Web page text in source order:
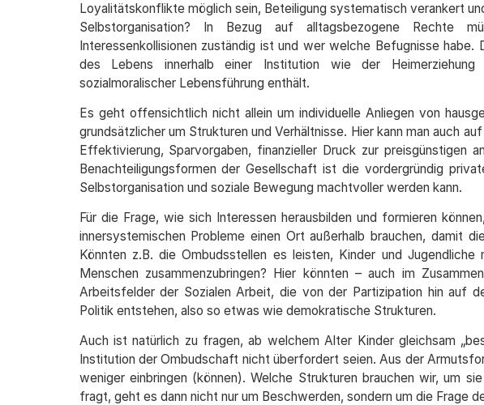
Loyalitätskonflikte möglich sein, Beteiligung systematisch verankert
Selbstorganisation? In Bezug auf alltagsbezogene Rechte
Interessenkollisionen zuständig ist und wer welche Befugnisse
des Lebens innerhalb einer Institution wie der
sozialmoralischer Lebensführung enthält.
Es geht offensichtlich nicht allein um individuelle Anliegen von
grundsätzlicher um Strukturen und Verhältnisse. Hier kann man auch
Effektivierung, Sparvorgaben, finanzieller Druck zur preisgünstigen
Benachteiligungsformen der Gesellschaft ist die vordergründig
Selbstorganisation und soziale Bewegung machtvoller werden kann.
Für die Frage, wie sich Interessen herausbilden und formieren
innersystemischen Probleme einen Ort außerhalb brauchen, damit
Könnten z.B. die Ombudsstellen es leisten, Kinder und
Menschen zusammenzubringen? Hier könnten – auch im
Arbeitsfelder der Sozialen Arbeit, die von der Partizipation hin auf
Politik entstehen, also so etwas wie demokratische Strukturen.
Auch ist natürlich zu fragen, ab welchem Alter Kinder gleichsam
Institution der Ombudschaft nicht überfordert seien. Aus der
weniger einbringen (können). Welche Strukturen brauchen wir, um
fragt, geht es dann nicht nur um Beschwerden, sondern um die Frage